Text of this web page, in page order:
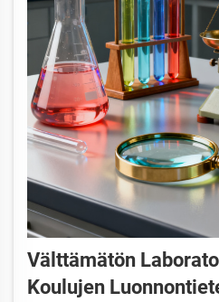
Välttämätön
Koulujen